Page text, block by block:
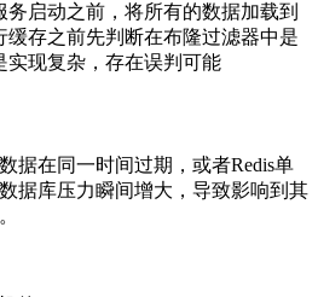
启动之前，将所有的数据加载到
缓存之前先判断在布隆过滤器中是
实现复杂，存在误判可能
据在同一时间过期，或者Redis单
据库压力瞬间增大，导致影响到其